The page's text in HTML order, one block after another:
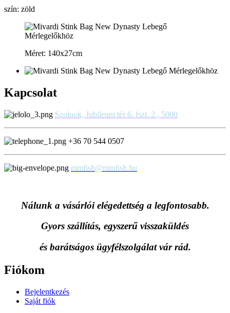
szín: zöld
Méret: 140x27cm
Kapcsolat
Szolnok, Jubileum tér 6. fszt. 2., 5000
+36 70 544 0507
mmfish@mmfish.hu
Nálunk a vásárlói elégedettség a legfontosabb.
Gyors szállítás, egyszerű visszaküldés
és barátságos ügyfélszolgálat vár rád.
Fiókom
Bejelentkezés
Saját fiók